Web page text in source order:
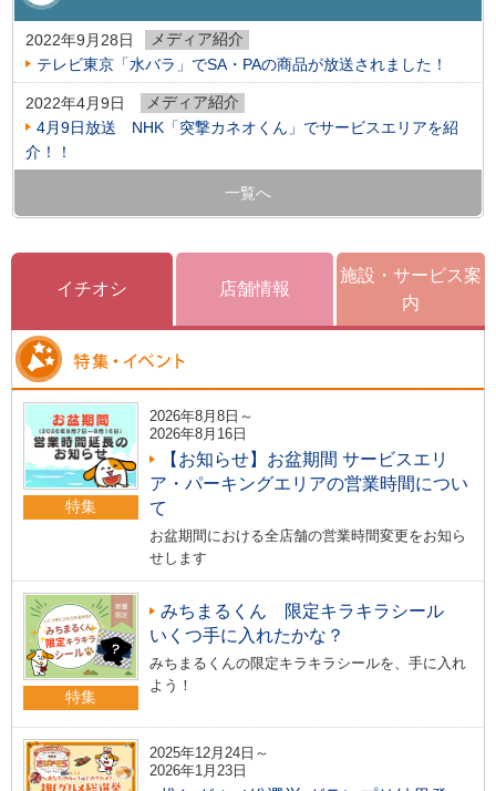
2022年9月28日
メディア紹介
テレビ東京「水バラ」でSA・PAの商品が放送されました！
2022年4月9日
メディア紹介
4月9日放送 NHK「突撃カネオくん」でサービスエリアを紹
介！！
一覧へ
イチオシ 店舗情報
施設・サービス案
内
特集
2026年8月8日～
2026年8月16日
【お知らせ】お盆期間 サービスエリ
ア・パーキングエリアの営業時間につい
て
お盆期間における全店舗の営業時間変更をお知ら
せします
特集
みちまるくん 限定キラキラシール
いくつ手に入れたかな？
みちまるくんの限定キラキラシールを、手に入れ
よう！
2025年12月24日～
2026年1月23日